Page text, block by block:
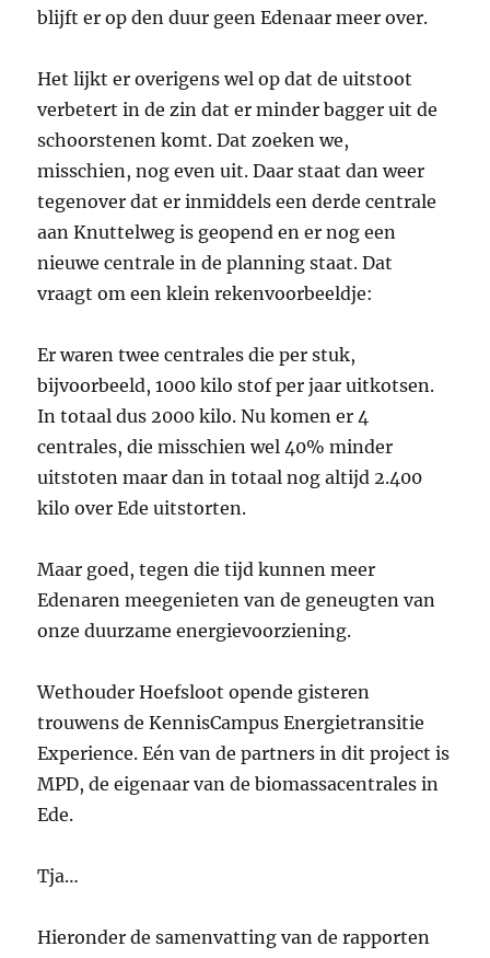
blijft er op den duur geen Edenaar meer over.
Het lijkt er overigens wel op dat de uitstoot
verbetert in de zin dat er minder bagger uit de
schoorstenen komt. Dat zoeken we,
misschien, nog even uit. Daar staat dan weer
tegenover dat er inmiddels een derde centrale
aan Knuttelweg is geopend en er nog een
nieuwe centrale in de planning staat. Dat
vraagt om een klein rekenvoorbeeldje:
Er waren twee centrales die per stuk,
bijvoorbeeld, 1000 kilo stof per jaar uitkotsen.
In totaal dus 2000 kilo. Nu komen er 4
centrales, die misschien wel 40% minder
uitstoten maar dan in totaal nog altijd 2.400
kilo over Ede uitstorten.
Maar goed, tegen die tijd kunnen meer
Edenaren meegenieten van de geneugten van
onze duurzame energievoorziening.
Wethouder Hoefsloot opende gisteren
trouwens de KennisCampus Energietransitie
Experience. Eén van de partners in dit project is
MPD, de eigenaar van de biomassacentrales in
Ede.
Tja…
Hieronder de samenvatting van de rapporten